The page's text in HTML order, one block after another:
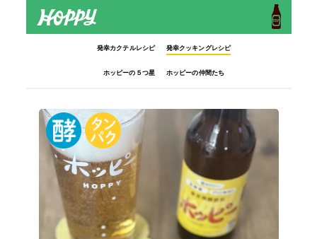
発幸カクテルレシピ 発幸クッキングレシピ
ホッピーの５つ星 ホッピーの仲間たち